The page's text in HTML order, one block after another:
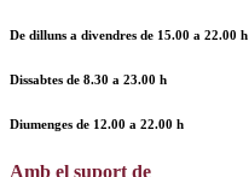
De dilluns a divendres de 15.00 a 22.00 h
Dissabtes de 8.30 a 23.00 h
Diumenges de 12.00 a 22.00 h
Amb el suport de